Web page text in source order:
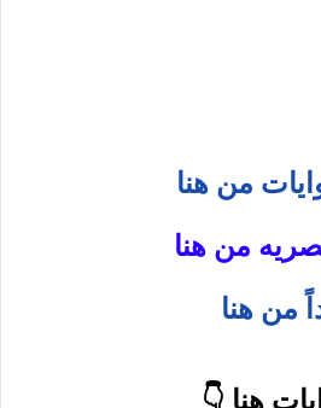
من هنا
من هنا
من هنا
هنا 👇